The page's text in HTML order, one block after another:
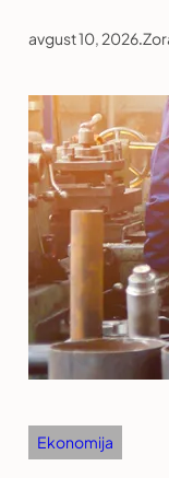
avgust 10, 2026.
Ekonomija